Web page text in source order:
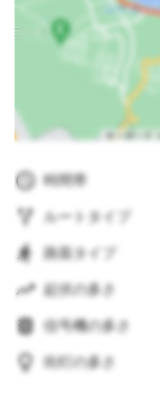
時間帯
ルートタイプ
路面タイプ
起伏の多さ
信号機の多さ
街灯の多さ